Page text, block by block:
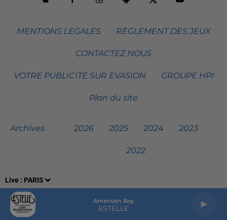
Live : PARIS
American Boy
ESTELLE
MENTIONS LEGALES RÈGLEMENT DES JEUX
CONTACTEZ NOUS
VOTRE PUBLICITÉ SUR EVASION GROUPE HPI
Plan du site
Archives 2026 2025 2024 2023
2022